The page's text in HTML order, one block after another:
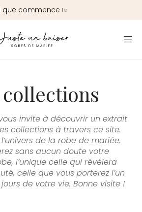
que commence le
collections
invite à découvrir un extrait
collections à travers ce site.
de la robe de mariée.
sans aucun doute votre
l’unique celle qui révélera
celle que vous porterez l’un
de votre vie. Bonne visite !